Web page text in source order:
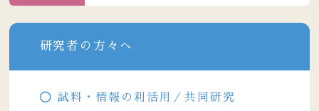
研究者の方々へ
試料・情報の利活用／共同研究